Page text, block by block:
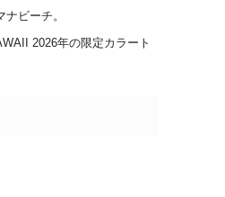
ビーチ。
2026年の限定カラート